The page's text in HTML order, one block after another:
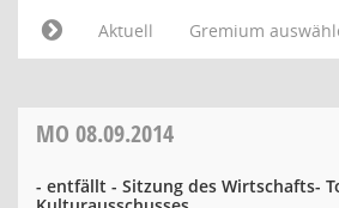
Aktuell
Gremium
MO 08.09.2014
- entfällt - Sitzung des Wirtschafts-